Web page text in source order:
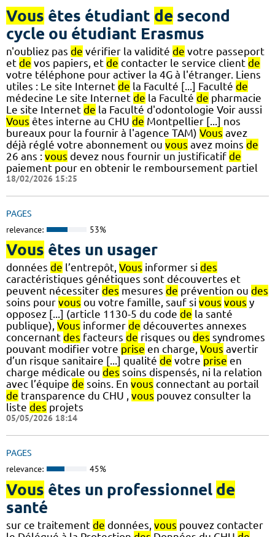
Vous êtes étudiant de second
cycle ou étudiant Erasmus
n'oubliez pas de vérifier la validité de votre passeport
et de vos papiers, et de contacter le service client de
votre téléphone pour activer la 4G à l'étranger. Liens
utiles : Le site Internet de la Faculté [...] Faculté de
médecine Le site Internet de la Faculté de pharmacie
Le site Internet de la Faculté d'odontologie Voir aussi
Vous êtes interne au CHU de Montpellier [...] nos
bureaux pour la fournir à l'agence TAM) Vous avez
déjà réglé votre abonnement ou vous avez moins de
26 ans : vous devez nous fournir un justificatif de
paiement pour en obtenir le remboursement partiel
18/02/2026 15:25
PAGES
relevance: 53%
Vous êtes un usager
données de l’entrepôt, Vous informer si des
caractéristiques génétiques sont découvertes et
peuvent nécessiter des mesures de prévention ou des
soins pour vous ou votre famille, sauf si vous vous y
opposez [...] (article 1130-5 du code de la santé
publique), Vous informer de découvertes annexes
concernant des facteurs de risques ou des syndromes
pouvant modifier votre prise en charge, Vous avertir
d’un risque sanitaire [...] qualité de votre prise en
charge médicale ou des soins dispensés, ni la relation
avec l’équipe de soins. En vous connectant au portail
de transparence du CHU , vous pouvez consulter la
liste des projets
05/05/2026 18:14
PAGES
relevance: 45%
Vous êtes un professionnel de
santé
sur ce traitement de données, vous pouvez contacter